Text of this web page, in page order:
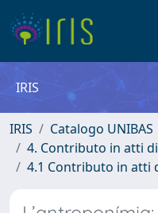
IRIS
IRIS
Catalogo UNIBAS
4. Contributo in atti
4.1 Contributo in atti